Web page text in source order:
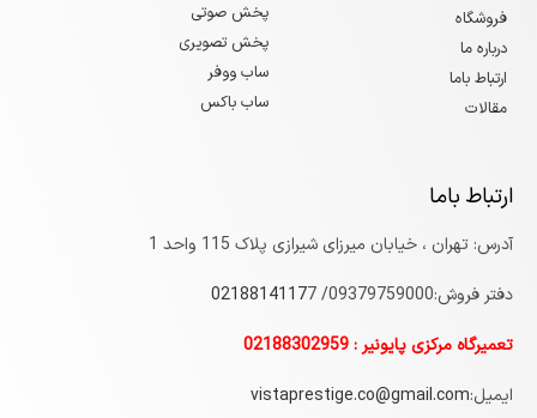
فروشگاه
درباره ما
ارتباط باما
مقالات
پخش صوتی
پخش تصویری
ساب ووفر
ساب باکس
ارتباط باما
آدرس: تهران ، خیابان میرزای شیرازی پلاک 115 واحد 1
دفتر فروش:09379759000/
02188141177
تعمیرگاه مرکزی پایونیر : 02188302959
ایمیل:vistaprestige.co@gmail.com